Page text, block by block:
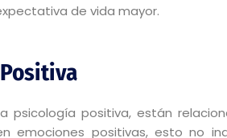
de vida mayor.
positiva, están
emociones positivas, esto no